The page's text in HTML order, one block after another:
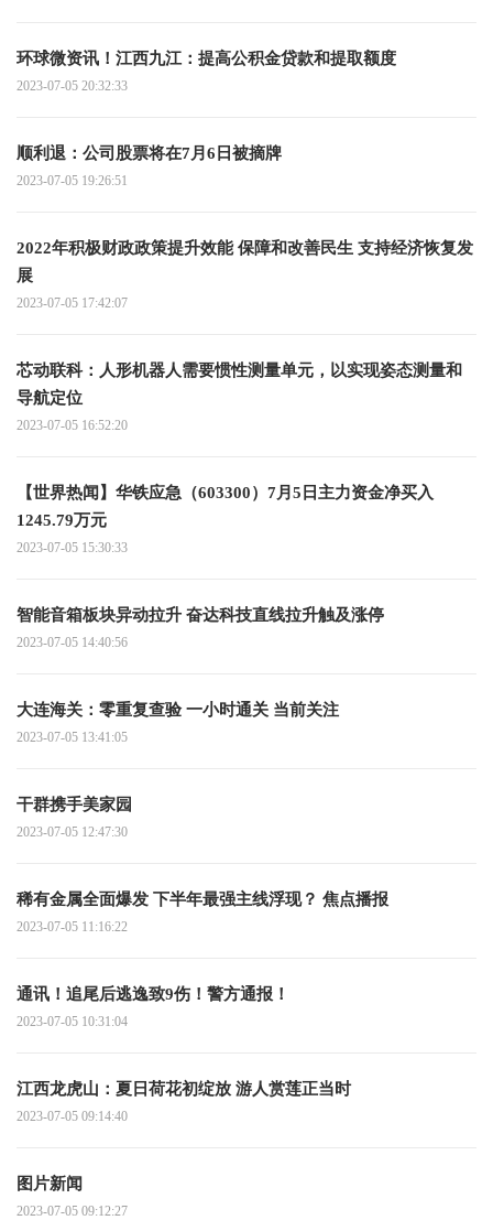
环球微资讯！江西九江：提高公积金贷款和提取额度
2023-07-05 20:32:33
顺利退：公司股票将在7月6日被摘牌
2023-07-05 19:26:51
2022年积极财政政策提升效能 保障和改善民生 支持经济恢复发
展
2023-07-05 17:42:07
芯动联科：人形机器人需要惯性测量单元，以实现姿态测量和
导航定位
2023-07-05 16:52:20
【世界热闻】华铁应急（603300）7月5日主力资金净买入
1245.79万元
2023-07-05 15:30:33
智能音箱板块异动拉升 奋达科技直线拉升触及涨停
2023-07-05 14:40:56
大连海关：零重复查验 一小时通关 当前关注
2023-07-05 13:41:05
干群携手美家园
2023-07-05 12:47:30
稀有金属全面爆发 下半年最强主线浮现？ 焦点播报
2023-07-05 11:16:22
通讯！追尾后逃逸致9伤！警方通报！
2023-07-05 10:31:04
江西龙虎山：夏日荷花初绽放 游人赏莲正当时
2023-07-05 09:14:40
图片新闻
2023-07-05 09:12:27